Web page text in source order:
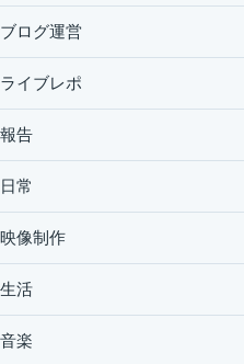
ブログ運営
ライブレポ
報告
日常
映像制作
生活
音楽